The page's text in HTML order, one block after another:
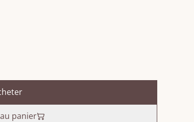
panier